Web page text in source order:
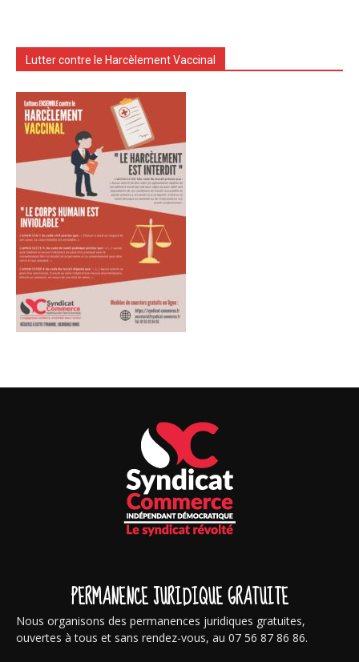
Lutter contre le Harcèlement Vaccinal
PERMANENCE JURIDIQUE GRATUITE
Nous organisons des permanences juridiques gratuites,
ouvertes à tous et sans rendez-vous, au 07 56 87 86 86.